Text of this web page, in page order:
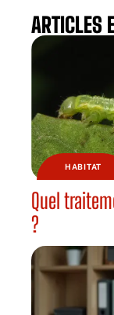
ARTICLES
HABITAT
Quel
?